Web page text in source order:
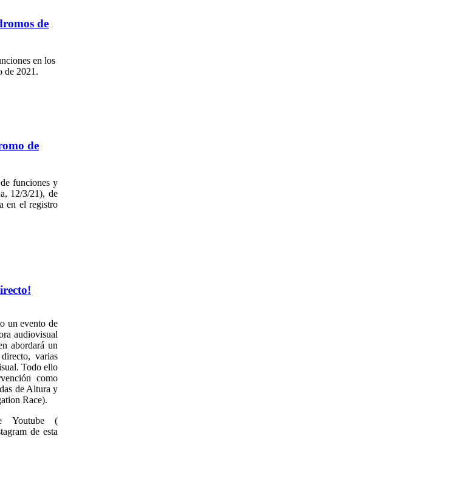
de
en los
de 2021.
de
funciones y
12/3/21), de
en el registro
un evento de
audiovisual
abordará un
varias
Todo ello
como
de Altura y
Race).
Youtube (
de esta